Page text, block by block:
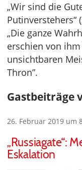
„Wir sind die
Putinverstehers“
„Die ganze
erschien von
unsichtbaren
Thron”.
Gastbeiträge
26. Februar 2019 um
„Russiagate“:
Eskalation